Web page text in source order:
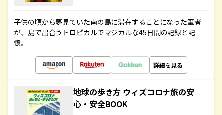
子供の頃から夢見ていた南の島に滞在することになった筆者
が、島で出合うトロピカルでマジカルな45日間の記録と記
憶。
詳細を見る
地球の歩き方 ウィズコロナ旅の安
心・安全BOOK